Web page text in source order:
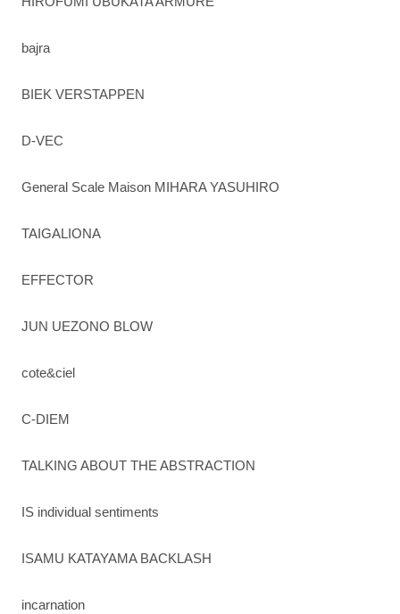
bajra
BIEK VERSTAPPEN
D-VEC
General Scale Maison MIHARA YASUHIRO
TAIGALIONA
EFFECTOR
JUN UEZONO BLOW
cote&ciel
C-DIEM
TALKING ABOUT THE ABSTRACTION
IS individual sentiments
ISAMU KATAYAMA BACKLASH
incarnation